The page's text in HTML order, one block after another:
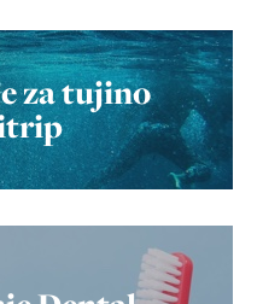
za tujino